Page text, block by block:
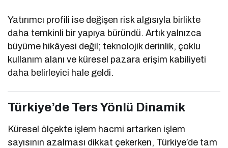
Yatırımcı profili ise değişen risk algısıyla birlikte
daha temkinli bir yapıya büründü. Artık yalnızca
büyüme hikâyesi değil; teknolojik derinlik, çoklu
kullanım alanı ve küresel pazara erişim kabiliyeti
daha belirleyici hale geldi.
Türkiye’de Ters Yönlü Dinamik
Küresel ölçekte işlem hacmi artarken işlem
sayısının azalması dikkat çekerken, Türkiye’de tam